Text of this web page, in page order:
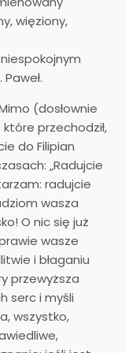
więziony,
(dosłownie
przechodził,
do Filipian
„Radujcie
radujcie
wasza
O nic się już
wasze
i błaganiu
przewyższa
serc i myśli
wszystko,